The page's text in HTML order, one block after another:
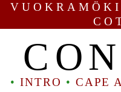
•INTRO • CAPE